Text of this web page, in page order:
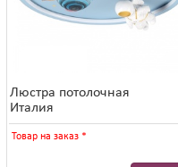
Люстра потолочная
Италия
Товар на заказ *